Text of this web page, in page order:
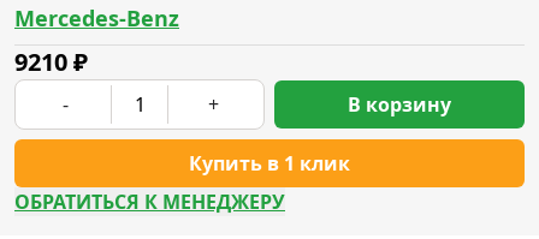
Mercedes-Benz
9210₽
- +
Купить в 1 клик
В корзину
ОБРАТИТЬСЯ К МЕНЕДЖЕРУ